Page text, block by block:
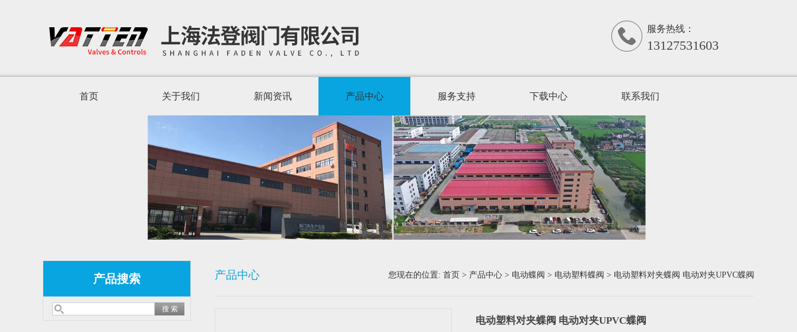
服务热线：
13127531603
首页 关于我们 新闻资讯 产品中心 服务支持 下载中心 联系我们
产品搜索 产品中心 您现在的位置: 首页 > 产品中心 > 电动蝶阀 > 电动塑料蝶阀 > 电动塑料对夹蝶阀 电动对夹UPVC蝶阀
电动塑料对夹蝶阀 电动对夹UPVC蝶阀